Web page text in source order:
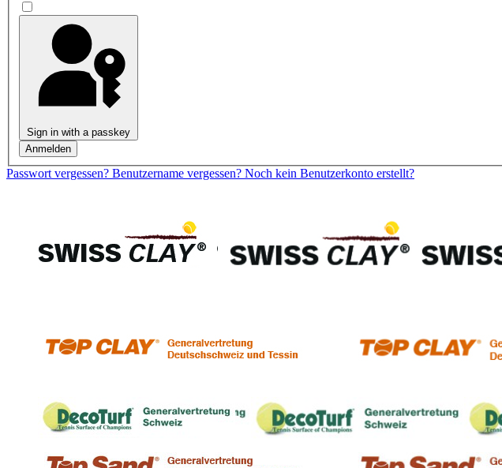
Sign in with a passkey
Anmelden
Passwort vergessen? Benutzername vergessen? Noch kein Benutzerkonto erstellt?